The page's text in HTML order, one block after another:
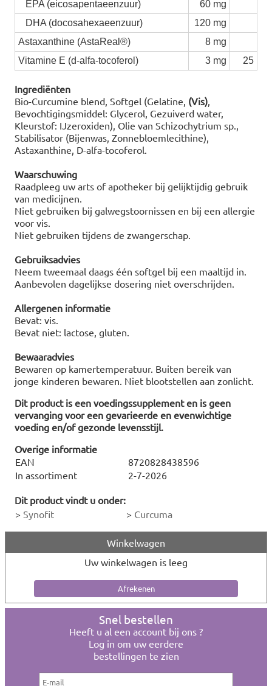
EPA (eicosapentaeenzuur)
60 mg
DHA (docosahexaeenzuur)
120 mg
Astaxanthine (AstaReal®)
8 mg
Vitamine E (d-alfa-tocoferol)
3 mg 25
Ingrediënten
Bio-Curcumine blend, Softgel (Gelatine, (Vis),
Bevochtigingsmiddel: Glycerol, Gezuiverd water,
Kleurstof: IJzeroxiden), Olie van Schizochytrium sp.,
Stabilisator (Bijenwas, Zonnebloemlecithine),
Astaxanthine, D-alfa-tocoferol.
Waarschuwing
Raadpleeg uw arts of apotheker bij gelijktijdig gebruik
van medicijnen.
Niet gebruiken bij galwegstoornissen en bij een allergie
voor vis.
Niet gebruiken tijdens de zwangerschap.
Gebruiksadvies
Neem tweemaal daags één softgel bij een maaltijd in.
Aanbevolen dagelijkse dosering niet overschrijden.
Allergenen informatie
Bevat: vis.
Bevat niet: lactose, gluten.
Bewaaradvies
Bewaren op kamertemperatuur. Buiten bereik van
jonge kinderen bewaren. Niet blootstellen aan zonlicht.
Dit product is een voedingssupplement en is geen
vervanging voor een gevarieerde en evenwichtige
voeding en/of gezonde levensstijl.
Overige informatie
EAN
8720828438596
In assortiment
2-7-2026
Dit product vindt u onder:
> Synofit > Curcuma
Winkelwagen
Uw winkelwagen is leeg
Snel bestellen
Heeft u al een account bij ons ?
Log in om uw eerdere
bestellingen te zien